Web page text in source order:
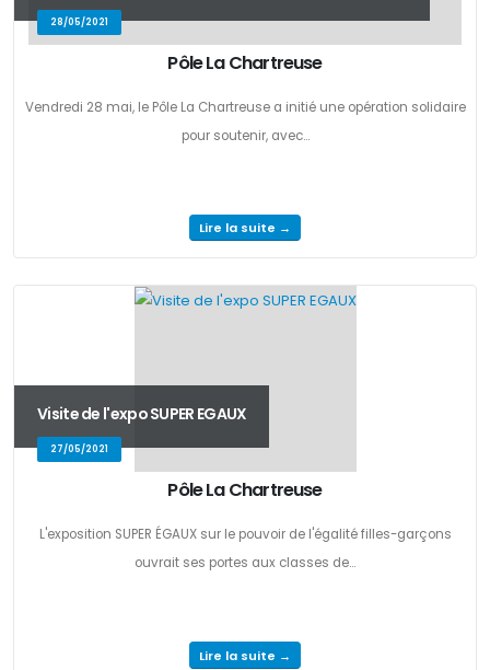
28/05/2021
Pôle La Chartreuse
Vendredi 28 mai, le Pôle La Chartreuse a initié une opération solidaire
pour soutenir, avec...
Lire la suite →
Visite de l'expo SUPER EGAUX
27/05/2021
Pôle La Chartreuse
L'exposition SUPER ÉGAUX sur le pouvoir de l'égalité filles-garçons
ouvrait ses portes aux classes de...
Lire la suite →